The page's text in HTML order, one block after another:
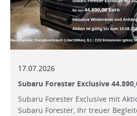
17.07.2026
Subaru Forester Exclusive
Subaru Forester Exclusive mit
Subaru Forester, Ihr treuer